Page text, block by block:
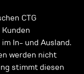
CTG
In- und Ausland.
werden nicht
stimmt diesen